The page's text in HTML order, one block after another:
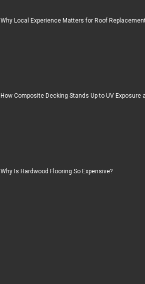
Why Local Experience Matters for Roof
How Composite Decking Stands Up to UV Exposure
Why Is Hardwood Flooring So Expensive?